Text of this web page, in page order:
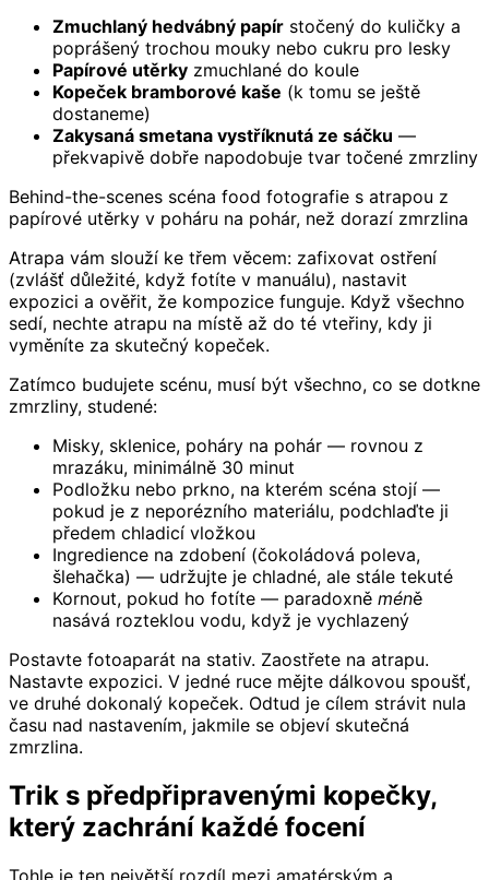
Zmuchlaný hedvábný papír stočený do kuličky a
poprášený trochou mouky nebo cukru pro lesky
Papírové utěrky zmuchlané do koule
Kopeček bramborové kaše (k tomu se ještě
dostaneme)
Zakysaná smetana vystříknutá ze sáčku —
překvapivě dobře napodobuje tvar točené zmrzliny
Behind-the-scenes scéna food fotografie s atrapou z
papírové utěrky v poháru na pohár, než dorazí zmrzlina
Atrapa vám slouží ke třem věcem: zafixovat ostření
(zvlášť důležité, když fotíte v manuálu), nastavit
expozici a ověřit, že kompozice funguje. Když všechno
sedí, nechte atrapu na místě až do té vteřiny, kdy ji
vyměníte za skutečný kopeček.
Zatímco budujete scénu, musí být všechno, co se dotkne
zmrzliny, studené:
Misky, sklenice, poháry na pohár — rovnou z
mrazáku, minimálně 30 minut
Podložku nebo prkno, na kterém scéna stojí —
pokud je z neporézního materiálu, podchlaďte ji
předem chladicí vložkou
Ingredience na zdobení (čokoládová poleva,
šlehačka) — udržujte je chladné, ale stále tekuté
Kornout, pokud ho fotíte — paradoxně méně
nasává rozteklou vodu, když je vychlazený
Postavte fotoaparát na stativ. Zaostřete na atrapu.
Nastavte expozici. V jedné ruce mějte dálkovou spoušť,
ve druhé dokonalý kopeček. Odtud je cílem strávit nula
času nad nastavením, jakmile se objeví skutečná
zmrzlina.
Trik s předpřipravenými kopečky,
který zachrání každé focení
Tohle je ten největší rozdíl mezi amatérským a